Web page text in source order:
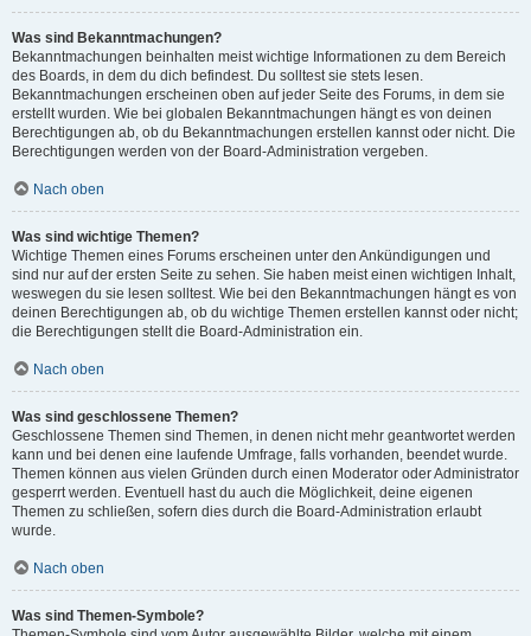
Was sind Bekanntmachungen?
Bekanntmachungen beinhalten meist wichtige Informationen zu dem Bereich
des Boards, in dem du dich befindest. Du solltest sie stets lesen.
Bekanntmachungen erscheinen oben auf jeder Seite des Forums, in dem sie
erstellt wurden. Wie bei globalen Bekanntmachungen hängt es von deinen
Berechtigungen ab, ob du Bekanntmachungen erstellen kannst oder nicht. Die
Berechtigungen werden von der Board-Administration vergeben.
Nach oben
Was sind wichtige Themen?
Wichtige Themen eines Forums erscheinen unter den Ankündigungen und
sind nur auf der ersten Seite zu sehen. Sie haben meist einen wichtigen Inhalt,
weswegen du sie lesen solltest. Wie bei den Bekanntmachungen hängt es von
deinen Berechtigungen ab, ob du wichtige Themen erstellen kannst oder nicht;
die Berechtigungen stellt die Board-Administration ein.
Nach oben
Was sind geschlossene Themen?
Geschlossene Themen sind Themen, in denen nicht mehr geantwortet werden
kann und bei denen eine laufende Umfrage, falls vorhanden, beendet wurde.
Themen können aus vielen Gründen durch einen Moderator oder Administrator
gesperrt werden. Eventuell hast du auch die Möglichkeit, deine eigenen
Themen zu schließen, sofern dies durch die Board-Administration erlaubt
wurde.
Nach oben
Was sind Themen-Symbole?